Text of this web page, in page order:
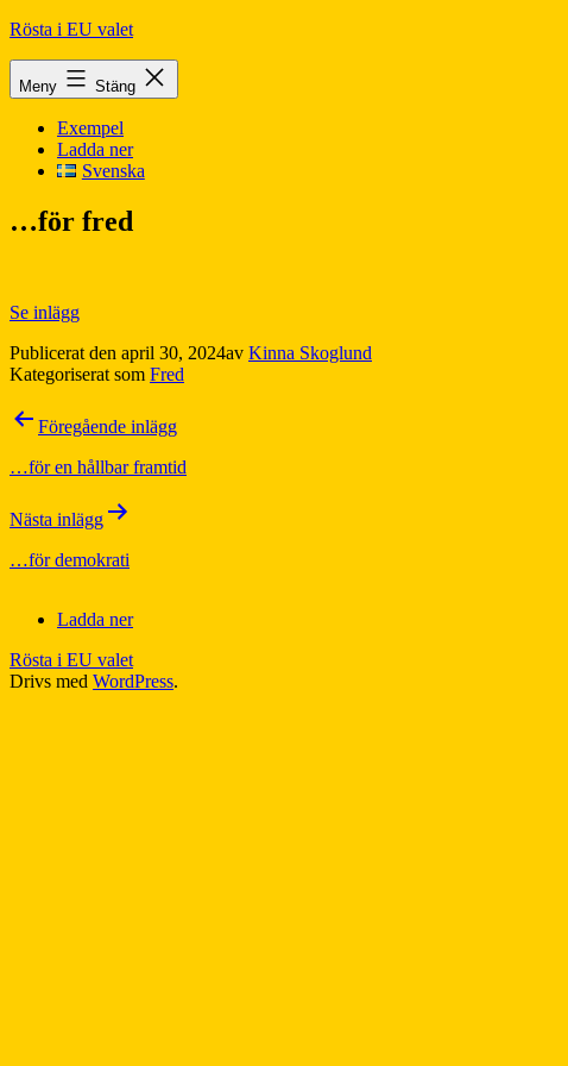
Hoppa
innehåll
Rösta i EU valet
Meny Stäng
Exempel
Ladda ner
Svenska
…för fred
Se inlägg
Publicerat den april 30, 2024av Kinna Skoglund
Kategoriserat som Fred
Inläggsnavigering
Föregående inlägg
…för en hållbar framtid
Nästa inlägg
…för demokrati
Ladda ner
Rösta i EU valet
Drivs med WordPress.